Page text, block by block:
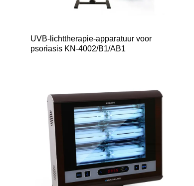
UVB-lichttherapie-apparatuur voor
psoriasis KN-4002/B1/AB1